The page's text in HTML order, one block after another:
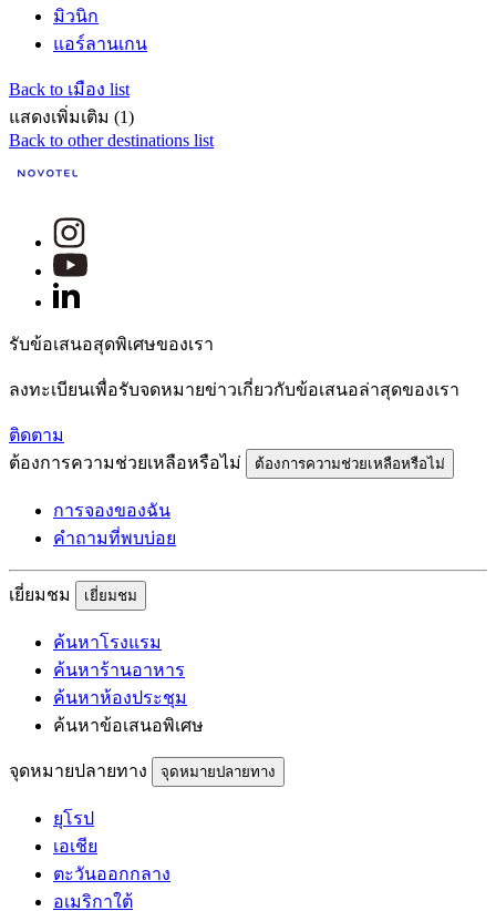
มิวนิก
แอร์ลานเกน
Back to เมือง list
แสดงเพิ่มเติม (1)
Back to other destinations list
รับข้อเสนอสุดพิเศษของเรา
ลงทะเบียนเพื่อรับจดหมายข่าวเกี่ยวกับข้อเสนอล่าสุดของเรา
ติดตาม
ต้องการความช่วยเหลือหรือไม่
ต้องการความช่วยเหลือหรือไม่
การจองของฉัน
คำถามที่พบบ่อย
เยี่ยมชม เยี่ยมชม
ค้นหาโรงแรม
ค้นหาร้านอาหาร
ค้นหาห้องประชุม
ค้นหาข้อเสนอพิเศษ
จุดหมายปลายทาง จุดหมายปลายทาง
ยุโรป
เอเชีย
ตะวันออกกลาง
อเมริกาใต้